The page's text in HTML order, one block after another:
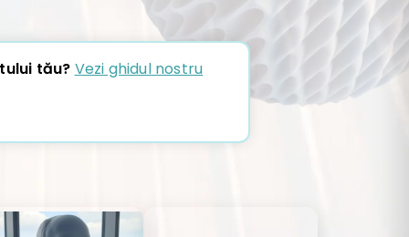
tău? Vezi ghidul nostru